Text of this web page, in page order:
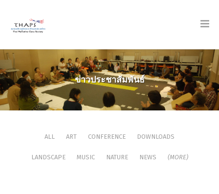
ข่าวประชาสัมพันธ์
ALL ART CONFERENCE DOWNLOADS
LANDSCAPE MUSIC NATURE NEWS (MORE)